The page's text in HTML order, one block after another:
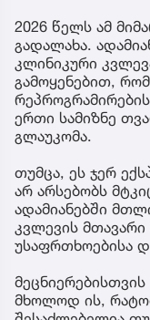
2026 წელს ამ
გადალახა.
კლინიკური
გამოყენებით,
ერთი სამიზნე
გლაუკომა.
თუმცა, ეს ჯერ
არ არსებობს
ადამიანებში
კვლევის მთავარი
უსაფრთხოებისა
მხოლოდ ის,